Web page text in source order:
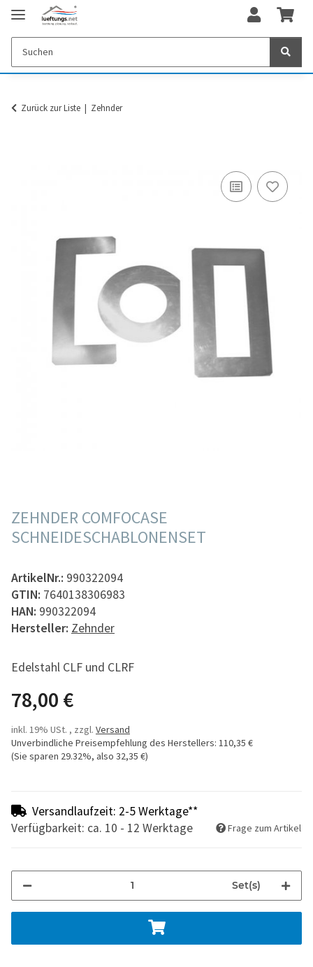
Zurück zur Liste Zehnder
ZEHNDER COMFOCASE
SCHNEIDESCHABLONENSET
ArtikelNr.: 990322094
GTIN: 7640138306983
HAN: 990322094
Hersteller: Zehnder
Edelstahl CLF und CLRF
78,00 €
inkl. 19% USt. , zzgl. Versand
Unverbindliche Preisempfehlung des Herstellers: 110,35 €
(Sie sparen 29.32%, also 32,35 €)
Versandlaufzeit: 2-5 Werktage**
Verfügbarkeit: ca. 10 - 12 Werktage
Frage zum Artikel
Set(s)